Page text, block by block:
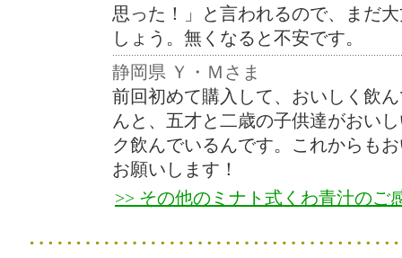
思った！」と言われるので、まだ
しょう。無くなると不安です。
静岡県 Ｙ・Ｍさま
前回初めて購入して、おいしく飲
んと、五才と二歳の子供達がおい
ク飲んでいるんです。これからも
お願いします！
>> その他のミナト式くわ青汁のご